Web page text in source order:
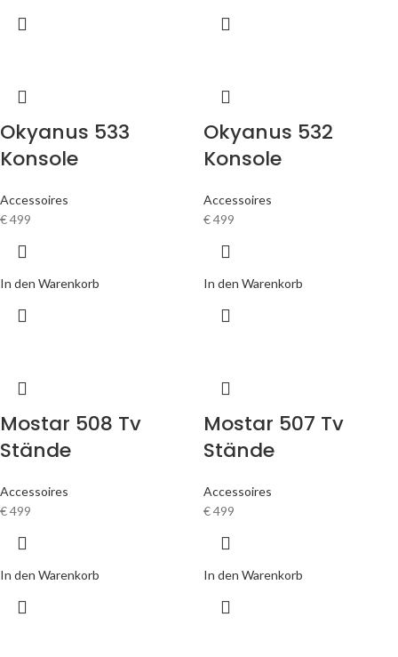
Okyanus 533
Konsole
Accessoires
€499
In den Warenkorb
Okyanus 532
Konsole
Accessoires
€499
In den Warenkorb
Mostar 508 Tv
Stände
Accessoires
€499
In den Warenkorb
Mostar 507 Tv
Stände
Accessoires
€499
In den Warenkorb